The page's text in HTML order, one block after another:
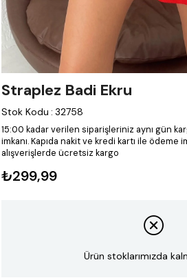
Straplez Badi Ekru
Stok Kodu : 32758
15:00 kadar verilen siparişleriniz aynı gün
imkanı.Kapıda nakit ve kredi kartı ile ödeme
alışverişlerde ücretsiz kargo
₺299,99
Ürün stoklarımızda